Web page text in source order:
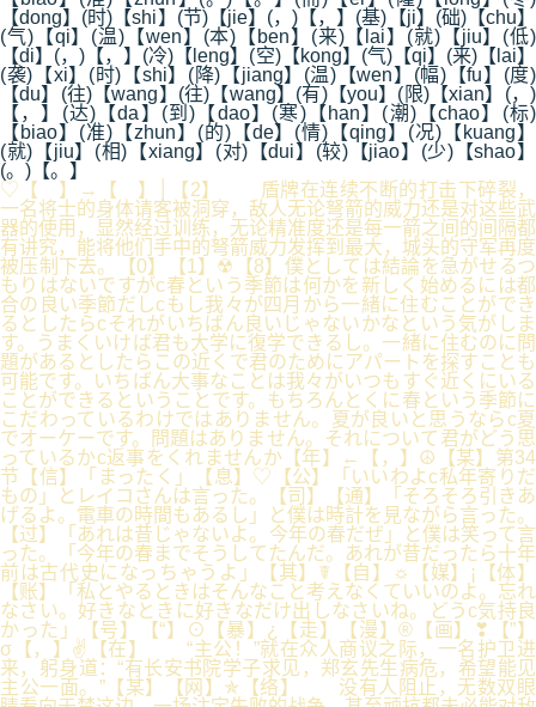
【dong】(时)【shi】(节)【jie】(，)【，】(基)【ji】(础)【chu】
(气)【qi】(温)【wen】(本)【ben】(来)【lai】(就)【jiu】(低)
【di】(，)【，】(冷)【leng】(空)【kong】(气)【qi】(来)【lai】
(袭)【xi】(时)【shi】(降)【jiang】(温)【wen】(幅)【fu】(度)
【du】(往)【wang】(往)【wang】(有)【you】(限)【xian】(，)
【，】(达)【da】(到)【dao】(寒)【han】(潮)【chao】(标)
【biao】(准)【zhun】(的)【de】(情)【qing】(况)【kuang】
(就)【jiu】(相)【xiang】(对)【dui】(较)【jiao】(少)【shao】
(。)【。】
♡【 】→【 】│【2】 盾牌在连续不断的打击下碎裂，
一名将士的身体请客被洞穿，敌人无论弩箭的威力还是对这些武
器的使用，显然经过训练，无论精准度还是每一箭之间的间隔都
有讲究，能将他们手中的弩箭威力发挥到最大，城头的守军再度
被压制下去。【0】【1】☢【8】僕としては結論を急がせるつ
もりはないですがc春という季節は何かを新しく始めるには都
合の良い季節だしcもし我々が四月から一緒に住むことができ
るとしたらcそれがいちばん良いじゃないかなという気がしま
す。うまくいけば君も大学に復学できるし。一緒に住むのに問
題があるとしたらこの近くで君のためにアパートを探すことも
可能です。いちばん大事なことは我々がいつもすぐ近くにいる
ことができるということです。もちろんとくに春という季節に
こだわっているわけではありません。夏が良いと思うならc夏
でオーケーです。問題はありません。それについて君がどう思
っているかc返事をくれませんか【年】←【，】☮【某】第34
节【信】「まったく」【息】♡【公】「いいわよc私年寄りだ
もの」とレイコさんは言った。【司】【通】「そろそろ引きあ
げるよ。電車の時間もあるし」と僕は時計を見ながら言った。
【过】「あれは昔じゃないよ。今年の春だぜ」と僕は笑って言
った。「今年の春までそうしてたんだ。あれが昔だったら十年
前は古代史になっちゃうよ」【其】☤【自】☼【媒】¡【体】
【账】「私とやるときはそんなこと考えなくていいのよ。忘れ
なさい。好きなときに好きなだけ出しなさいね。どうc気持良
かった」【号】【“】⊙【暴】¿【走】【漫】®【画】❣【”】
σ【，】✌【在】 “主公！”就在众人商议之际，一名护卫进
来，躬身道：“有长安书院学子求见，郑玄先生病危，希望能见
主公一面。”【某】【网】✯【络】 没有人阻止，无数双眼